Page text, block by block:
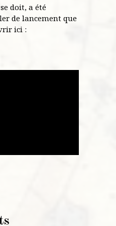
doit, a été
de lancement que
ici :